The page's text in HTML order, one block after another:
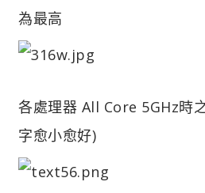
為最高
各處理器 All Core 5GHz時
字愈小愈好)